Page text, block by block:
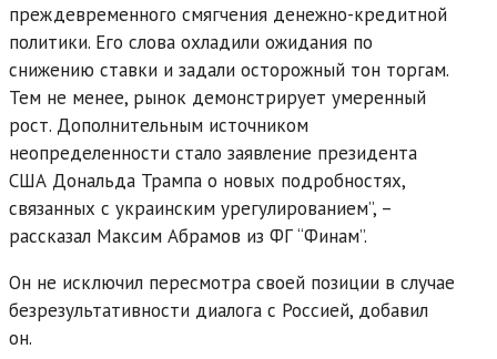
преждевременного смягчения денежно-кредитной
политики. Его слова охладили ожидания по
снижению ставки и задали осторожный тон торгам.
Тем не менее, рынок демонстрирует умеренный
рост. Дополнительным источником
неопределенности стало заявление президента
США Дональда Трампа о новых подробностях,
связанных с украинским урегулированием”, –
рассказал Максим Абрамов из ФГ “Финам”.
Он не исключил пересмотра своей позиции в случае
безрезультативности диалога с Россией, добавил
он.